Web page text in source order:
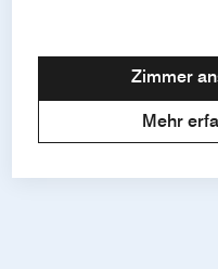
Zimmer
Mehr